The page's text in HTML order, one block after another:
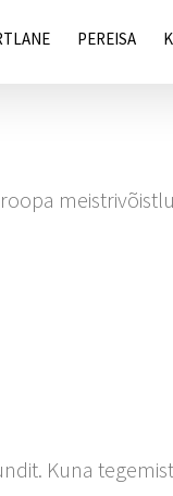
PEREISA
Kuna